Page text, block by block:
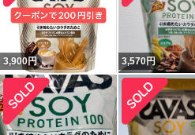
3,900円 3,570円